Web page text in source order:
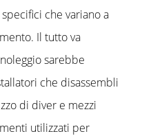
che variano a
Il tutto va
sarebbe
che disassembli
di diver e mezzi
utilizzati per